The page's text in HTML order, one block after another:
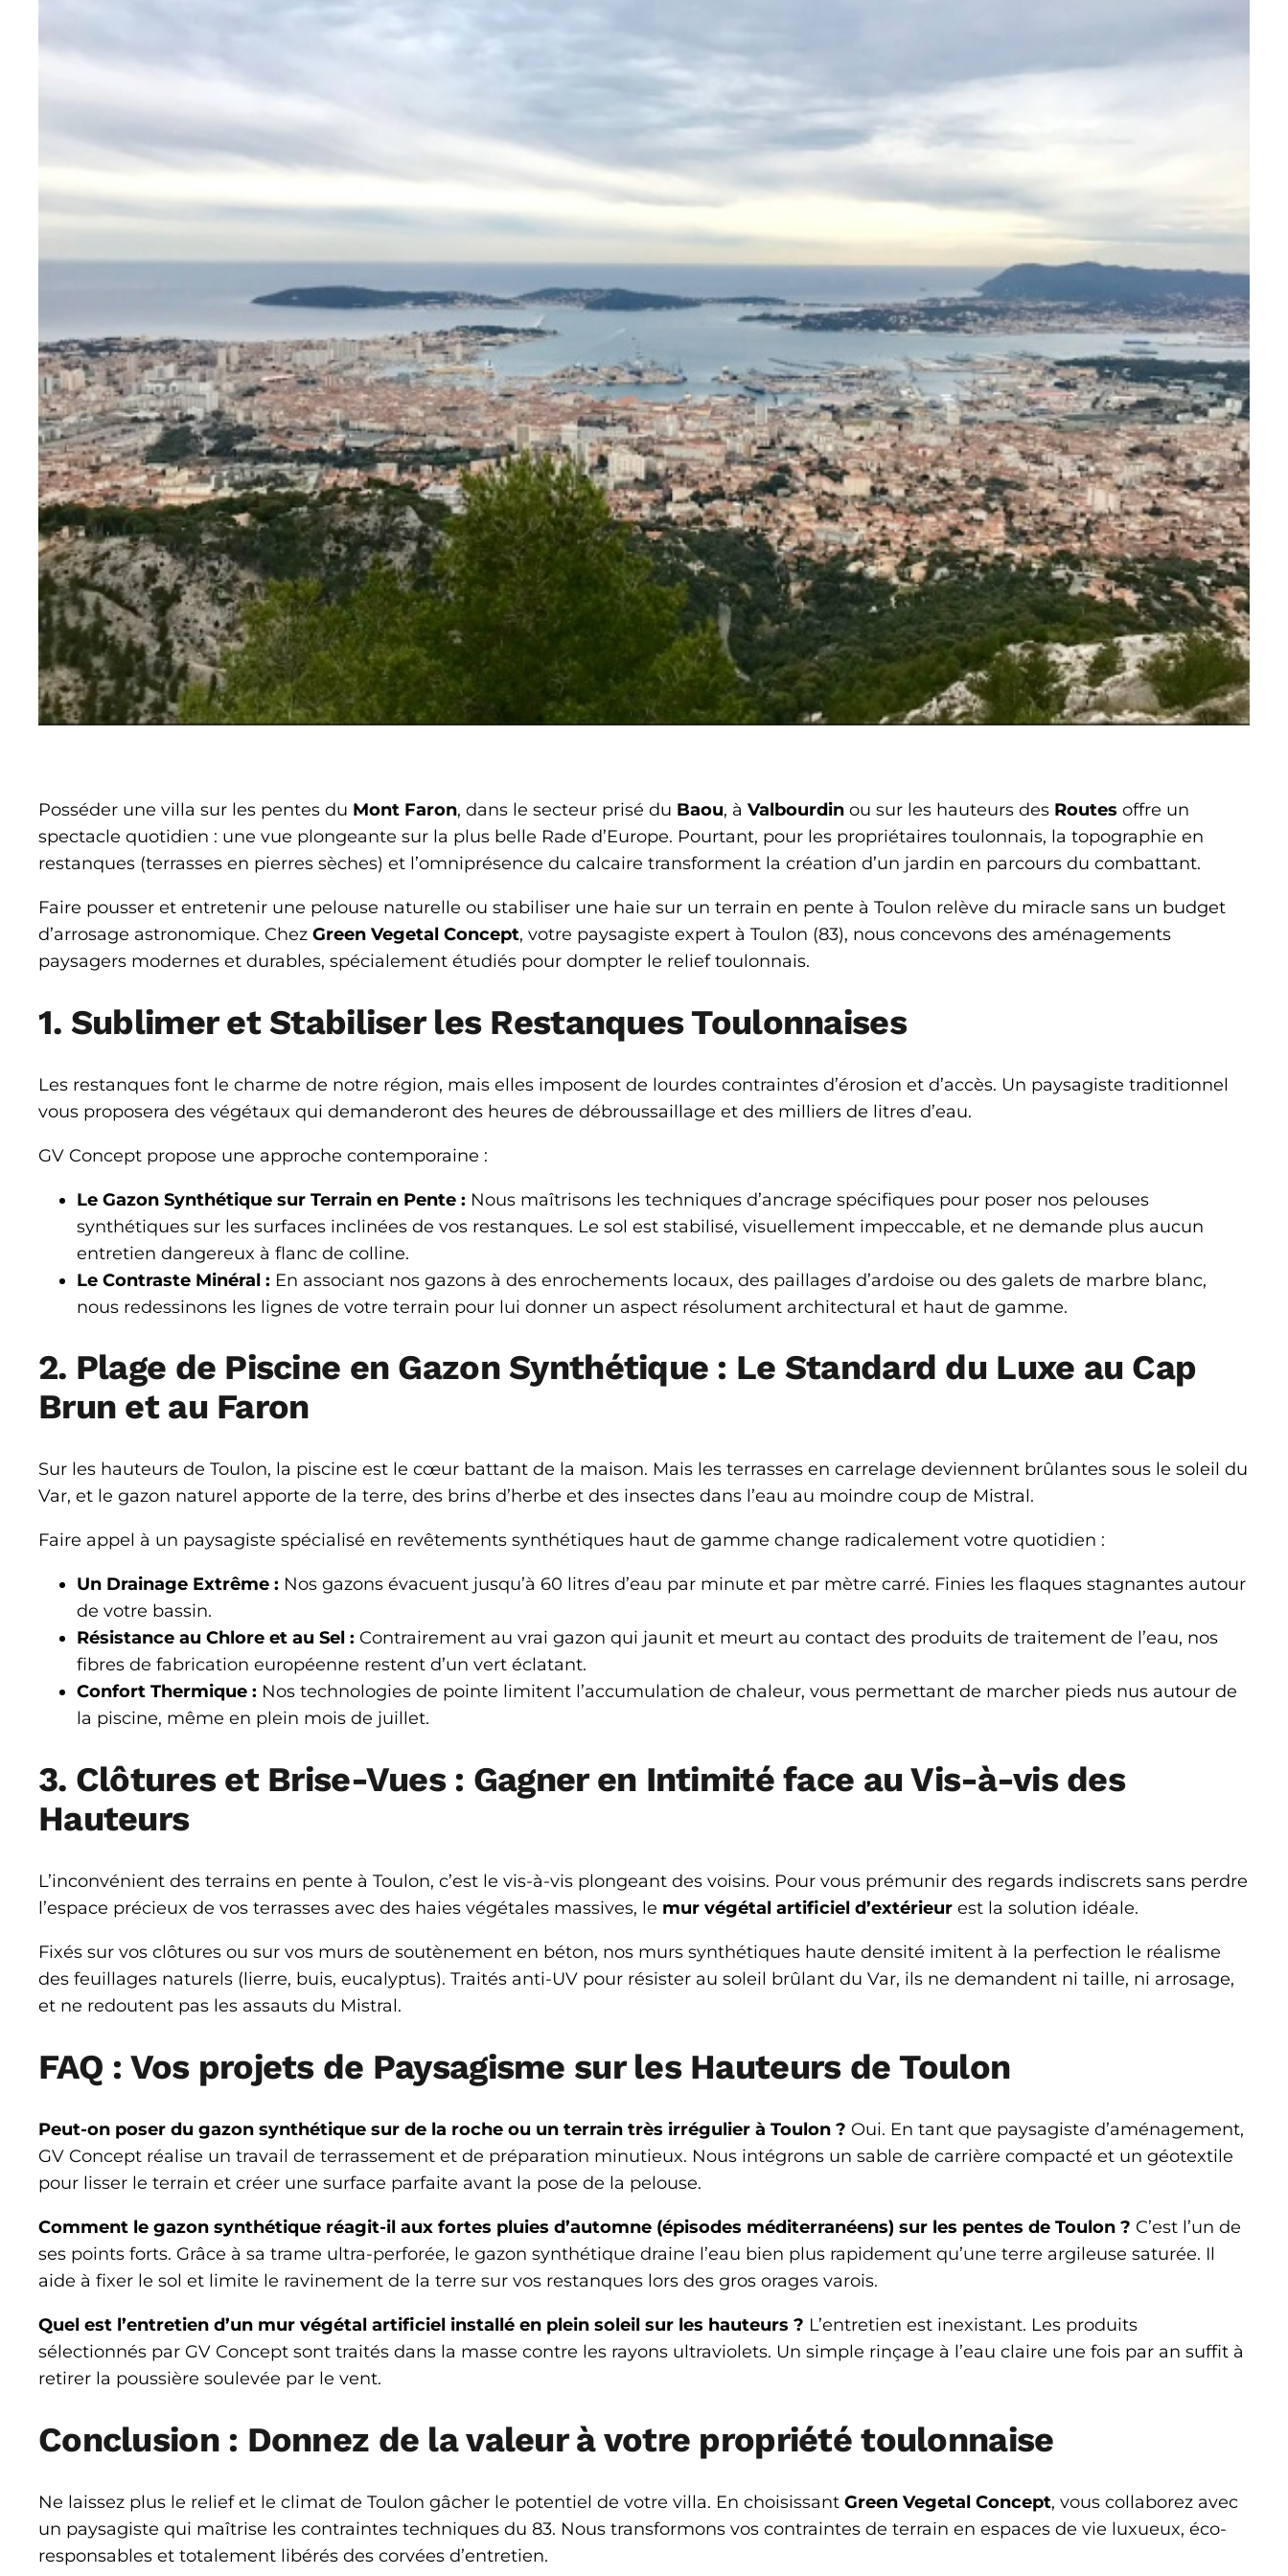
Posséder une villa sur les pentes du Mont Faron, dans le secteur prisé du Baou, à Valbourdin ou sur les hauteurs des Routes offre un
spectacle quotidien : une vue plongeante sur la plus belle Rade d’Europe. Pourtant, pour les propriétaires toulonnais, la topographie en
restanques (terrasses en pierres sèches) et l’omniprésence du calcaire transforment la création d’un jardin en parcours du combattant.
Faire pousser et entretenir une pelouse naturelle ou stabiliser une haie sur un terrain en pente à Toulon relève du miracle sans un budget
d’arrosage astronomique. Chez Green Vegetal Concept, votre paysagiste expert à Toulon (83), nous concevons des aménagements
paysagers modernes et durables, spécialement étudiés pour dompter le relief toulonnais.
1. Sublimer et Stabiliser les Restanques Toulonnaises
Les restanques font le charme de notre région, mais elles imposent de lourdes contraintes d’érosion et d’accès. Un paysagiste traditionnel
vous proposera des végétaux qui demanderont des heures de débroussaillage et des milliers de litres d’eau.
GV Concept propose une approche contemporaine :
Le Gazon Synthétique sur Terrain en Pente : Nous maîtrisons les techniques d’ancrage spécifiques pour poser nos pelouses
synthétiques sur les surfaces inclinées de vos restanques. Le sol est stabilisé, visuellement impeccable, et ne demande plus aucun
entretien dangereux à flanc de colline.
Le Contraste Minéral : En associant nos gazons à des enrochements locaux, des paillages d’ardoise ou des galets de marbre blanc,
nous redessinons les lignes de votre terrain pour lui donner un aspect résolument architectural et haut de gamme.
2. Plage de Piscine en Gazon Synthétique : Le Standard du Luxe au Cap
Brun et au Faron
Sur les hauteurs de Toulon, la piscine est le cœur battant de la maison. Mais les terrasses en carrelage deviennent brûlantes sous le soleil du
Var, et le gazon naturel apporte de la terre, des brins d’herbe et des insectes dans l’eau au moindre coup de Mistral.
Faire appel à un paysagiste spécialisé en revêtements synthétiques haut de gamme change radicalement votre quotidien :
Un Drainage Extrême : Nos gazons évacuent jusqu’à 60 litres d’eau par minute et par mètre carré. Finies les flaques stagnantes autour
de votre bassin.
Résistance au Chlore et au Sel : Contrairement au vrai gazon qui jaunit et meurt au contact des produits de traitement de l’eau, nos
fibres de fabrication européenne restent d’un vert éclatant.
Confort Thermique : Nos technologies de pointe limitent l’accumulation de chaleur, vous permettant de marcher pieds nus autour de
la piscine, même en plein mois de juillet.
3. Clôtures et Brise-Vues : Gagner en Intimité face au Vis-à-vis des
Hauteurs
L’inconvénient des terrains en pente à Toulon, c’est le vis-à-vis plongeant des voisins. Pour vous prémunir des regards indiscrets sans perdre
l’espace précieux de vos terrasses avec des haies végétales massives, le mur végétal artificiel d’extérieur est la solution idéale.
Fixés sur vos clôtures ou sur vos murs de soutènement en béton, nos murs synthétiques haute densité imitent à la perfection le réalisme
des feuillages naturels (lierre, buis, eucalyptus). Traités anti-UV pour résister au soleil brûlant du Var, ils ne demandent ni taille, ni arrosage,
et ne redoutent pas les assauts du Mistral.
FAQ : Vos projets de Paysagisme sur les Hauteurs de Toulon
Peut-on poser du gazon synthétique sur de la roche ou un terrain très irrégulier à Toulon ? Oui. En tant que paysagiste d’aménagement,
GV Concept réalise un travail de terrassement et de préparation minutieux. Nous intégrons un sable de carrière compacté et un géotextile
pour lisser le terrain et créer une surface parfaite avant la pose de la pelouse.
Comment le gazon synthétique réagit-il aux fortes pluies d’automne (épisodes méditerranéens) sur les pentes de Toulon ? C’est l’un de
ses points forts. Grâce à sa trame ultra-perforée, le gazon synthétique draine l’eau bien plus rapidement qu’une terre argileuse saturée. Il
aide à fixer le sol et limite le ravinement de la terre sur vos restanques lors des gros orages varois.
Quel est l’entretien d’un mur végétal artificiel installé en plein soleil sur les hauteurs ? L’entretien est inexistant. Les produits
sélectionnés par GV Concept sont traités dans la masse contre les rayons ultraviolets. Un simple rinçage à l’eau claire une fois par an suffit à
retirer la poussière soulevée par le vent.
Conclusion : Donnez de la valeur à votre propriété toulonnaise
Ne laissez plus le relief et le climat de Toulon gâcher le potentiel de votre villa. En choisissant Green Vegetal Concept, vous collaborez avec
un paysagiste qui maîtrise les contraintes techniques du 83. Nous transformons vos contraintes de terrain en espaces de vie luxueux, éco-
responsables et totalement libérés des corvées d’entretien.